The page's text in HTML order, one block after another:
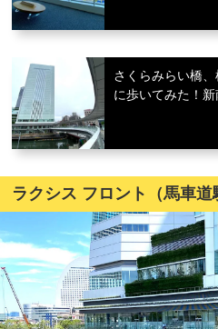
さくらみらい橋
に歩いてみた！
ラクシス フロント（馬車道